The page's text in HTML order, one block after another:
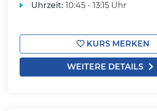
Uhrzeit: 10:45 - 13:15 Uhr
KURS MERKEN
WEITERE DETAILS